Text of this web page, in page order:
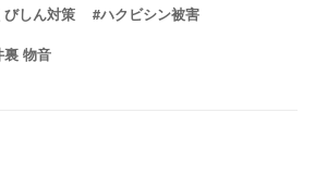
びしん対策 #ハクビシン被害
裏 物音